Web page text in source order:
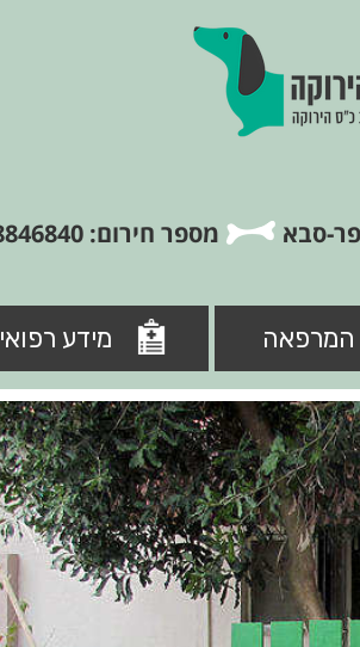
מספר חירום: 055-8846840
המרפאה מידע רפואי